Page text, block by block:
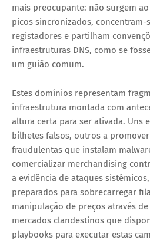
mais preocupante: não surgem
picos sincronizados, concentram-
registadores e partilham
infraestruturas DNS, como se
um guião comum.
Estes domínios representam
infraestrutura montada com
altura certa para ser ativada. Uns
bilhetes falsos, outros a
fraudulentas que instalam
comercializar merchandising
a evidência de ataques
preparados para sobrecarregar
manipulação de preços através
mercados clandestinos que
playbooks para executar estas